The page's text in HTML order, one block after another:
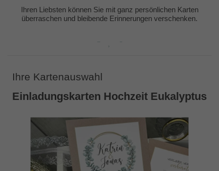
Ihren Liebsten können Sie mit ganz persönlichen Karten
überraschen und bleibende Erinnerungen verschenken.
Ihre Kartenauswahl
Einladungskarten Hochzeit Eukalyptus